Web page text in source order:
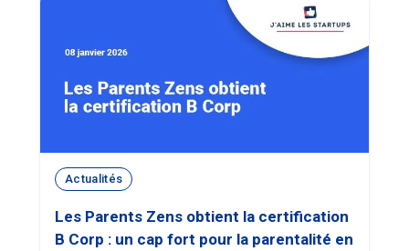
Actualités
Les Parents Zens obtient la certification
B Corp : un cap fort pour la parentalité en